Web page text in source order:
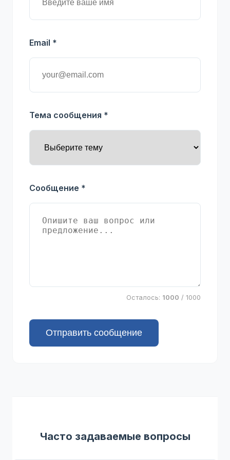
Email *
Тема сообщения *
Сообщение *
Осталось: 1000 / 1000
Отправить сообщение
Часто задаваемые вопросы